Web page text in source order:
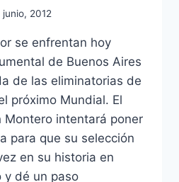
junio, 2012
se enfrentan hoy
de Buenos Aires
de las eliminatorias de
próximo Mundial. El
Montero intentará poner
para que su selección
en su historia en
y dé un paso